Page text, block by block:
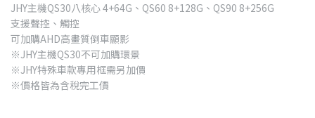
JHY主機QS30八核心 4+64G、QS60 8+128G、QS90 8+256G
支援聲控、觸控
可加購AHD高畫質倒車顯影
※JHY主機QS30不可加購環景
※JHY特殊車款專用框需另加價
※價格皆為含稅完工價